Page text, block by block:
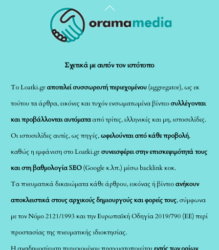
Back
To
Σχετικά με αυτόν τον ιστότοπο
Το Loatki.grαποτελεί συσσωρευτή περιεχομένου (aggregator), ως εκ
τούτου τα άρθρα, εικόνες και τυχόν ενσωματωμένα βίντεοσυλλέγονται
και προβάλλονται αυτόματααπό τρίτες, ελληνικές και μη, ιστοσελίδες.
Οι ιστοσελίδες αυτές, ως πηγές,ωφελούνται από κάθε προβολή,
καθώς η εμφάνιση στο Loatki.grσυνεισφέρει στην επισκεψιμότητά τους
και στη βαθμολογία SEO (Google κ.λπ.) μέσω backlink κοκ.
Τα πνευματικά δικαιώματα κάθε άρθρου, εικόνας ή βίντεοανήκουν
αποκλειστικά στους αρχικούς δημιουργούς και φορείς τους, σύμφωνα
με τον Νόμο 2121/1993 και την Ευρωπαϊκή Οδηγία 2019/790 (ΕΕ) περί
προστασίας της πνευματικής ιδιοκτησίας.